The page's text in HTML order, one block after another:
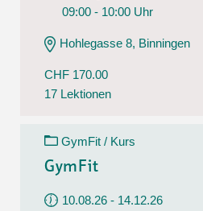
09:00 - 10:00 Uhr
Hohlegasse 8, Binningen
CHF 170.00
17 Lektionen
GymFit / Kurs
GymFit
10.08.26 - 14.12.26